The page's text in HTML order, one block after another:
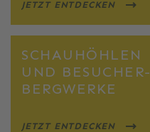
JETZT ENTDECKEN
SCHAUHÖHLEN
UND BESUCHER-
BERGWERKE
JETZT ENTDECKEN